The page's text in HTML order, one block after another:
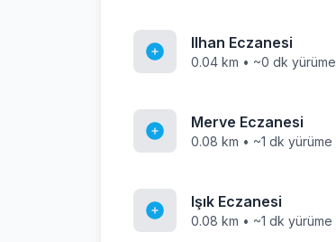
Ilhan Eczanesi
0.04 km • ~0 dk yürüme
Merve Eczanesi
0.08 km • ~1 dk yürüme
Işık Eczanesi
0.08 km • ~1 dk yürüme